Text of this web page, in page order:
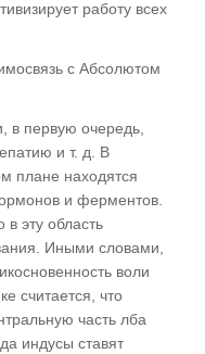
работу всех
с Абсолютом
в первую очередь,
и т. д. В
плане находятся
и ферментов.
эту область
Иными словами,
воли
считается, что
часть лба
индусы ставят